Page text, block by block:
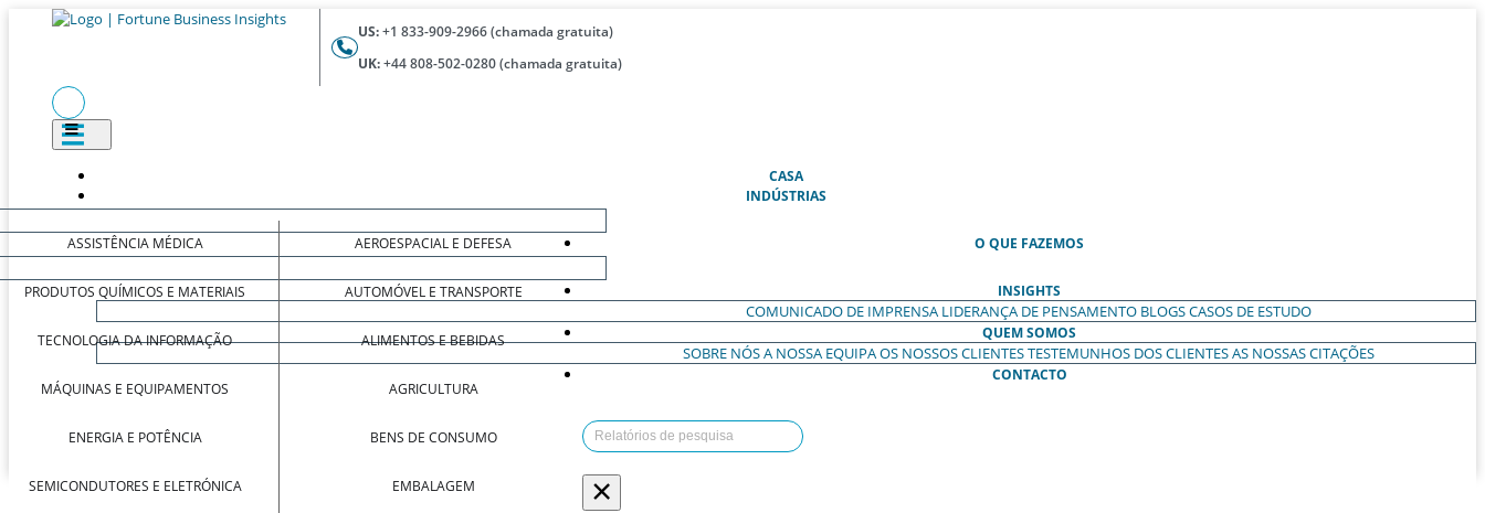
US:+1 833-909-2966 (chamada gratuita)
UK:+44 808-502-0280 (chamada gratuita)
CASA(ATUAL)
INDÚSTRIAS
ASSISTÊNCIA MÉDICA
PRODUTOS QUÍMICOS E MATERIAIS
TECNOLOGIA DA INFORMAÇÃO
MÁQUINAS E EQUIPAMENTOS
ENERGIA E POTÊNCIA
SEMICONDUTORES E ELETRÓNICA
AEROESPACIAL E DEFESA
AUTOMÓVEL E TRANSPORTE
ALIMENTOS E BEBIDAS
AGRICULTURA
BENS DE CONSUMO
EMBALAGEM
O QUE FAZEMOS
INSIGHTS
COMUNICADO DE IMPRENSA LIDERANÇA DE PENSAMENTO BLOGSCASOS DE ESTUDO
QUEM SOMOS
SOBRE NÓSA NOSSA EQUIPAOS NOSSOS CLIENTESTESTEMUNHOS DOS CLIENTESAS NOSSAS CITAÇÕES
CONTACTO
×